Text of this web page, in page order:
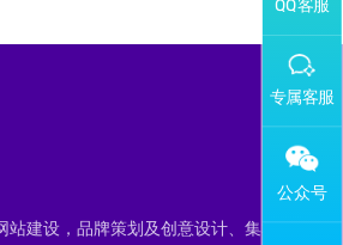
站建设，品牌策划及创意设计、集群建